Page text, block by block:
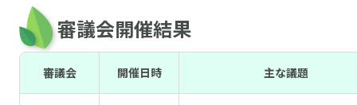
審議会開催結果
審議会 開催日時 主な議題